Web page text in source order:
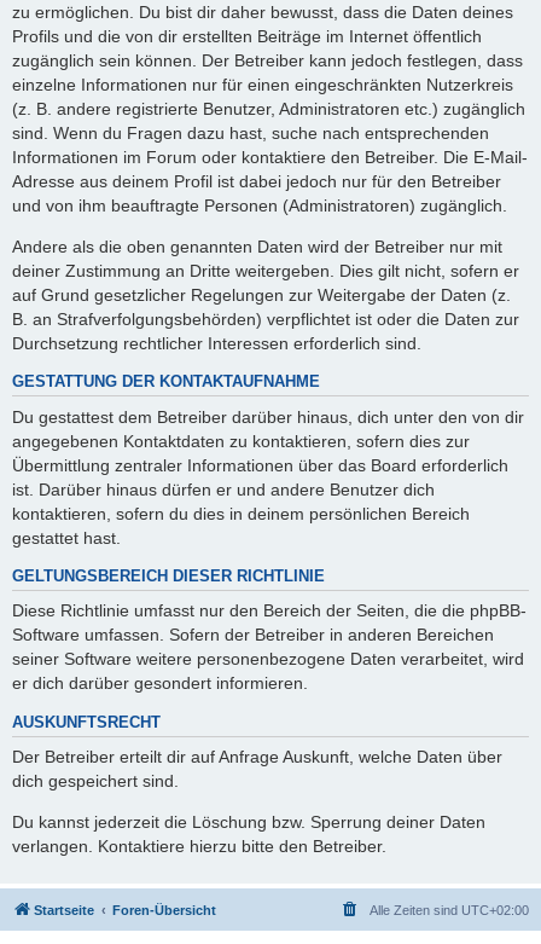
zu ermöglichen. Du bist dir daher bewusst, dass die Daten deines
Profils und die von dir erstellten Beiträge im Internet öffentlich
zugänglich sein können. Der Betreiber kann jedoch festlegen, dass
einzelne Informationen nur für einen eingeschränkten Nutzerkreis
(z. B. andere registrierte Benutzer, Administratoren etc.) zugänglich
sind. Wenn du Fragen dazu hast, suche nach entsprechenden
Informationen im Forum oder kontaktiere den Betreiber. Die E-Mail-
Adresse aus deinem Profil ist dabei jedoch nur für den Betreiber
und von ihm beauftragte Personen (Administratoren) zugänglich.
Andere als die oben genannten Daten wird der Betreiber nur mit
deiner Zustimmung an Dritte weitergeben. Dies gilt nicht, sofern er
auf Grund gesetzlicher Regelungen zur Weitergabe der Daten (z.
B. an Strafverfolgungsbehörden) verpflichtet ist oder die Daten zur
Durchsetzung rechtlicher Interessen erforderlich sind.
GESTATTUNG DER KONTAKTAUFNAHME
Du gestattest dem Betreiber darüber hinaus, dich unter den von dir
angegebenen Kontaktdaten zu kontaktieren, sofern dies zur
Übermittlung zentraler Informationen über das Board erforderlich
ist. Darüber hinaus dürfen er und andere Benutzer dich
kontaktieren, sofern du dies in deinem persönlichen Bereich
gestattet hast.
GELTUNGSBEREICH DIESER RICHTLINIE
Diese Richtlinie umfasst nur den Bereich der Seiten, die die phpBB-
Software umfassen. Sofern der Betreiber in anderen Bereichen
seiner Software weitere personenbezogene Daten verarbeitet, wird
er dich darüber gesondert informieren.
AUSKUNFTSRECHT
Der Betreiber erteilt dir auf Anfrage Auskunft, welche Daten über
dich gespeichert sind.
Du kannst jederzeit die Löschung bzw. Sperrung deiner Daten
verlangen. Kontaktiere hierzu bitte den Betreiber.
Startseite Foren-Übersicht Alle Zeiten sind UTC+02:00